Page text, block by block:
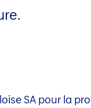
SA pour la